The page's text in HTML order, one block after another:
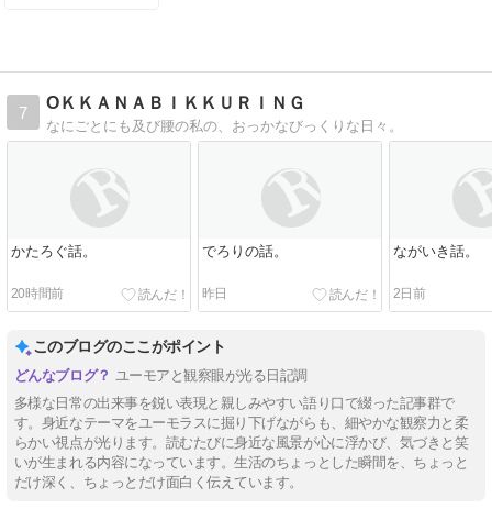
7
OＫＫＡＮＡＢＩＫＫＵＲＩＮＧ
なにごとにも及び腰の私の、おっかなびっくりな日々。
かたろぐ話。
20時間前
でろりの話。
昨日
ながいき話。
2日前
このブログのここがポイント
ユーモアと観察眼が光る日記調
多様な日常の出来事を鋭い表現と親しみやすい語り口で綴った記事群で
す。身近なテーマをユーモラスに掘り下げながらも、細やかな観察力と柔
らかい視点が光ります。読むたびに身近な風景が心に浮かび、気づきと笑
いが生まれる内容になっています。生活のちょっとした瞬間を、ちょっと
だけ深く、ちょっとだけ面白く伝えています。